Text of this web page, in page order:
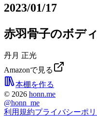
2023/01/17
赤羽骨子のボデ
丹月 正光
Amazonで見る
本棚を作る
© 2026 honn.me
@honn_me
利用規約プライバシーポ